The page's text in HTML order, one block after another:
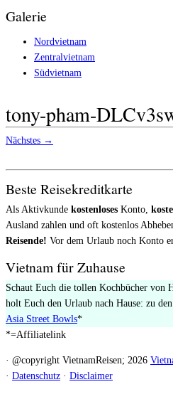
Galerie
Nordvietnam
Zentralvietnam
Südvietnam
tony-pham-
Nächstes →
Beste Reisekreditkarte
Als Aktivkunde kostenloses Konto,
Ausland zahlen und oft kostenlos
Reisende! Vor dem Urlaub noch Konto
Vietnam für Zuhause
Schaut Euch die tollen Kochbücher von
holt Euch den Urlaub nach Hause: zu
Asia Street Bowls*
*=Affiliatelink
· @copyright VietnamReisen; 2026
· Datenschutz · Disclaimer